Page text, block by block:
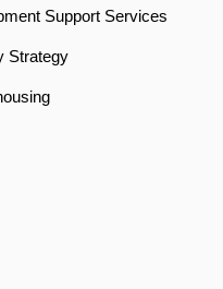
Support Services
Strategy